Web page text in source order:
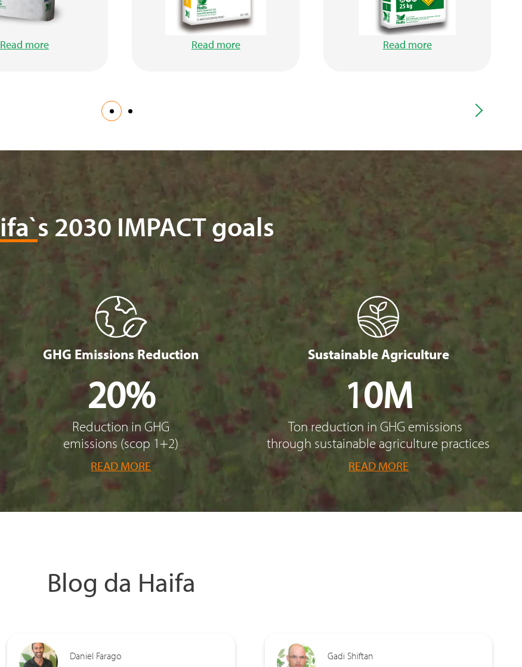
Read more Read more Read more
2030 IMPACT goals
GHG Emissions Reduction
20%
Reduction in GHG
emissions (scop 1+2)
READ MORE
Sustainable Agriculture
10M
Ton reduction in GHG emissions
through sustainable agriculture practices
READ MORE
Blog da Haifa
Daniel Farago Gadi Shiftan